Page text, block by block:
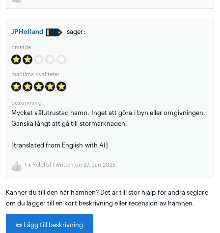
JPHolland säger:
område
maritima kvaliteter
beskrivning
Mycket välutrustad hamn. Inget att göra i byn eller omgivningen.
Ganska långt att gå till stormarknaden.
[translated from English with AI]
1 x helpful | written on 27. Jan 2025
Känner du till den här hamnen? Det är till stor hjälp för andra seglare
om du lägger till en kort beskrivning eller recension av hamnen.
📜 Lägg till beskrivning